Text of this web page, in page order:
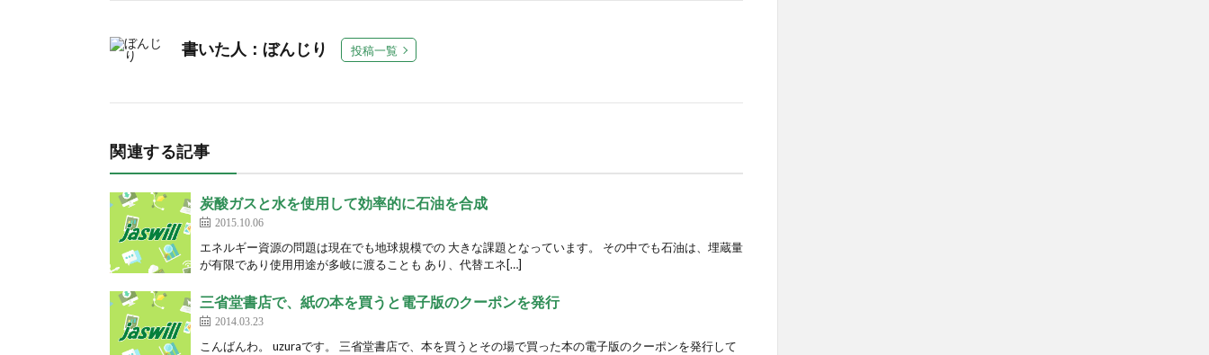
書いた人：ぼんじり 投稿一覧
関連する記事
炭酸ガスと水を使用して効率的に石油を合成
2015.10.06
エネルギー資源の問題は現在でも地球規模での 大きな課題となっています。 その中でも石油は、埋蔵量
が有限であり使用用途が多岐に渡ることも あり、代替エネ[…]
三省堂書店で、紙の本を買うと電子版のクーポンを発行
2014.03.23
こんばんわ。 uzuraです。 三省堂書店で、本を買うとその場で買った本の電子版のクーポンを発行して